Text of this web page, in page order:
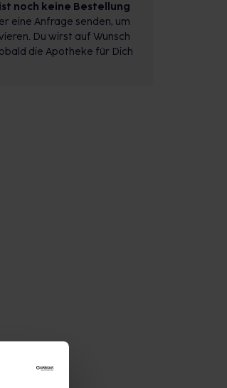
noch keine Bestellung
eine Anfrage senden, um
Du wirst auf Wunsch
die Apotheke für Dich